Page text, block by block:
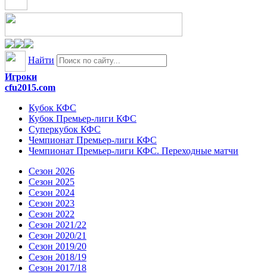
Найти
Игроки
cfu2015.com
Кубок КФС
Кубок Премьер-лиги КФС
Суперкубок КФС
Чемпионат Премьер-лиги КФС
Чемпионат Премьер-лиги КФС. Переходные матчи
Сезон 2026
Сезон 2025
Сезон 2024
Сезон 2023
Сезон 2022
Сезон 2021/22
Сезон 2020/21
Сезон 2019/20
Сезон 2018/19
Сезон 2017/18